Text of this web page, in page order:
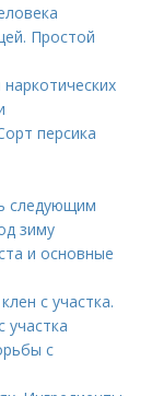
Простой
персика
следующим
зиму
и основные
с участка.
участка
с